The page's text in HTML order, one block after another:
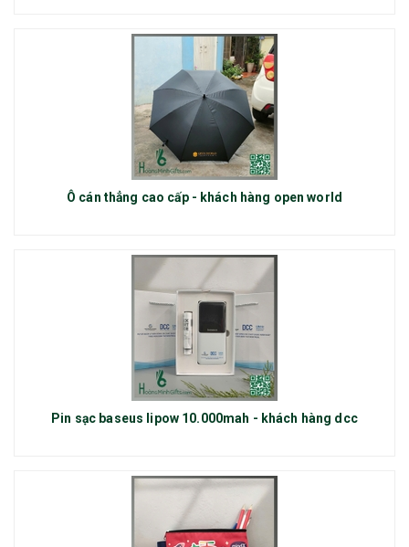
Ô cán thẳng cao cấp - khách hàng open world
Pin sạc baseus lipow 10.000mah - khách hàng dcc